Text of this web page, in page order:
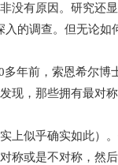
有原因。研究还
的调查。但无论如
年前，索恩希尔博
现，那些拥有最对
上似乎确实如此）
称或是不对称，然